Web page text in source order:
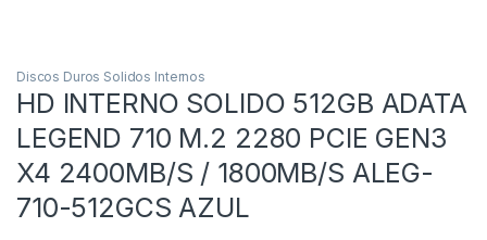
Discos Duros Solidos Internos
HD INTERNO SOLIDO 512GB ADATA
LEGEND 710 M.2 2280 PCIE GEN3
X4 2400MB/S / 1800MB/S ALEG-
710-512GCS AZUL